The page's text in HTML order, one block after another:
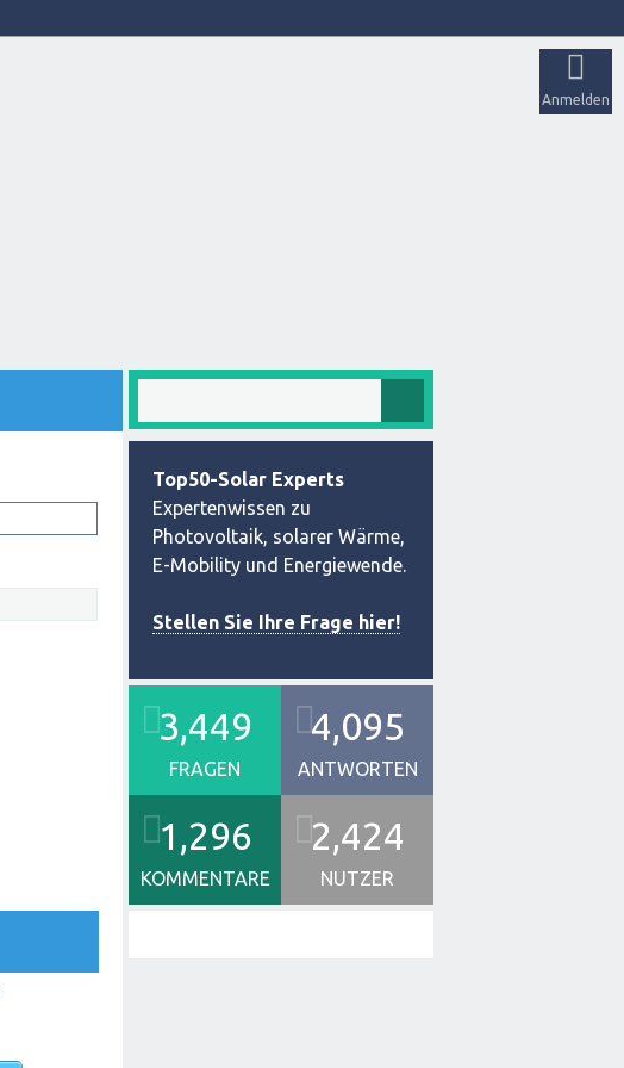
Anmelden
Top50-Solar Experts
Expertenwissen zu
Photovoltaik, solarer Wärme,
E-Mobility und Energiewende.
Stellen Sie Ihre Frage hier!
3,449
FRAGEN
4,095
ANTWORTEN
1,296
KOMMENTARE
2,424
NUTZER